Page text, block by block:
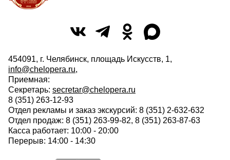
454091, г. Челябинск, площадь Искусств, 1,
info@chelopera.ru,
Приемная:
Секретарь: secretar@chelopera.ru
8 (351) 263-12-93
Отдел рекламы и заказ экскурсий: 8 (351) 2-632-632
Отдел продаж: 8 (351) 263-99-82, 8 (351) 263-87-63
Касса работает: 10:00 - 20:00
Перерыв: 14:00 - 14:30